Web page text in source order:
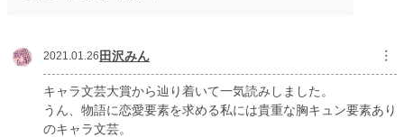
2021.01.26田沢みん ︙
キャラ文芸大賞から辿り着いて一気読みしました。
うん、物語に恋愛要素を求める私には貴重な胸キュン要素あり
のキャラ文芸。